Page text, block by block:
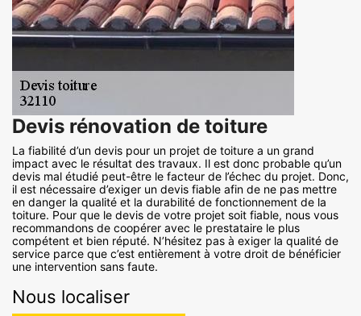
Devis rénovation de toiture
La fiabilité d’un devis pour un projet de toiture a un grand
impact avec le résultat des travaux. Il est donc probable qu’un
devis mal étudié peut-être le facteur de l’échec du projet. Donc,
il est nécessaire d’exiger un devis fiable afin de ne pas mettre
en danger la qualité et la durabilité de fonctionnement de la
toiture. Pour que le devis de votre projet soit fiable, nous vous
recommandons de coopérer avec le prestataire le plus
compétent et bien réputé. N’hésitez pas à exiger la qualité de
service parce que c’est entièrement à votre droit de bénéficier
une intervention sans faute.
Nous localiser